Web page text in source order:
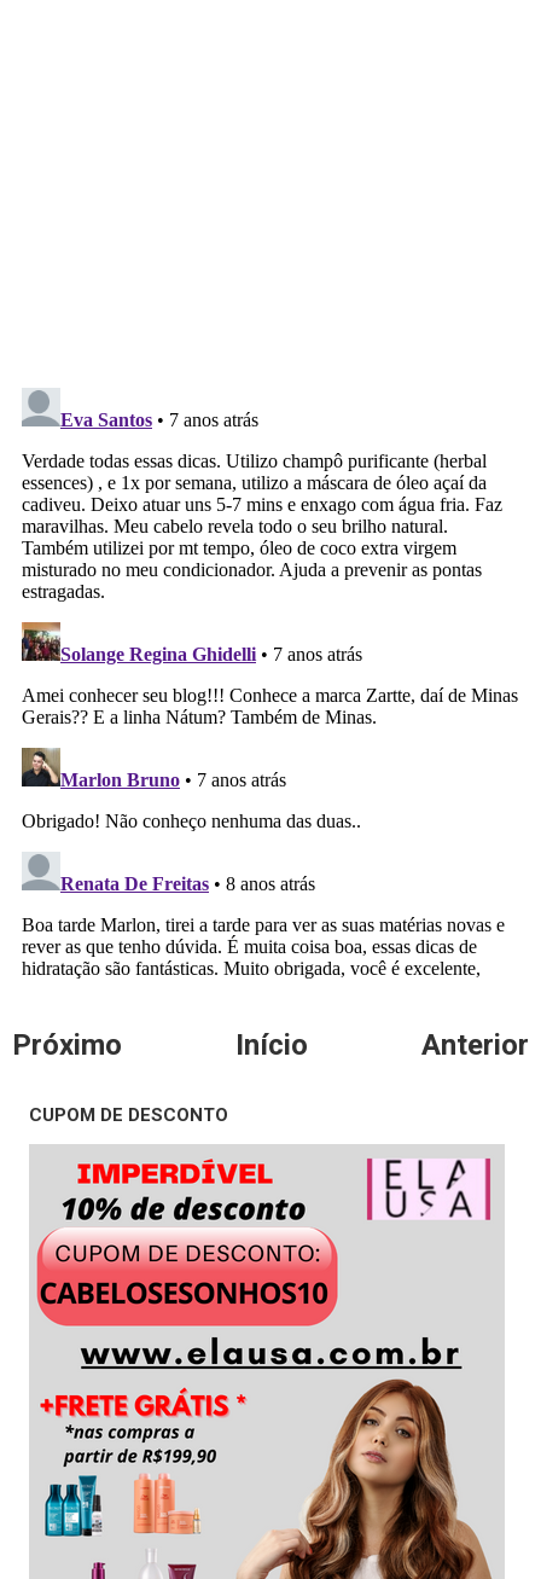
Próximo Anterior
Início
CUPOM DE DESCONTO